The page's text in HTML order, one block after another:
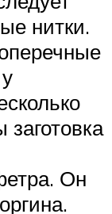
нитки.
заготовка
Он